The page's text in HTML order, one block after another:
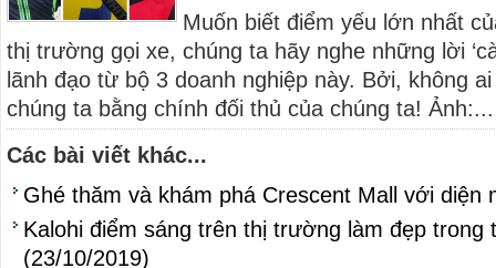
Muốn biết điểm yếu lớn nhất
thị trường gọi xe, chúng ta hãy nghe những lời
lãnh đạo từ bộ 3 doanh nghiệp này. Bởi, không
chúng ta bằng chính đối thủ của chúng ta! Ảnh:...
Các bài viết khác...
Ghé thăm và khám phá Crescent Mall với diện
Kalohi điểm sáng trên thị trường làm đẹp trong
(23/10/2019)